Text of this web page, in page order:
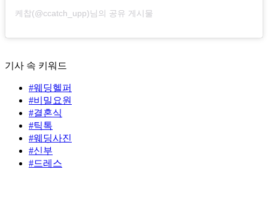
케찹(@ccatch_upp)님의 공유 게시물
기사 속 키워드
#웨딩헬퍼
#비밀요원
#결혼식
#틱톡
#웨딩사진
#신부
#드레스